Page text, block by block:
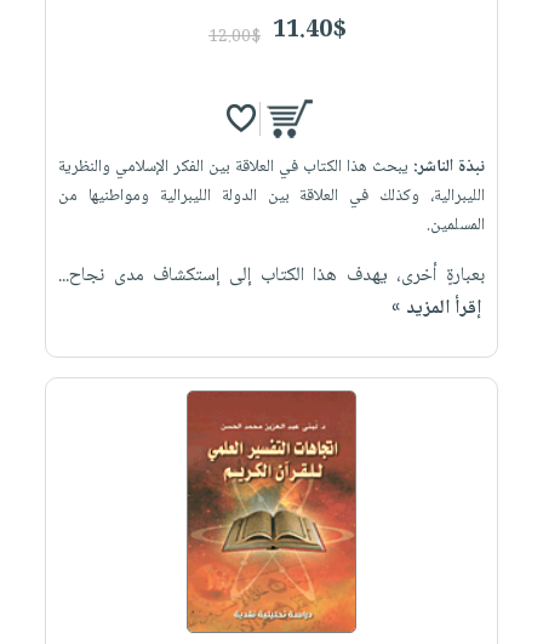
11.40$
12.00$
نبذة الناشر: يبحث هذا الكتاب في العلاقة بين الفكر الإسلامي والنظرية
الليبرالية، وكذلك في العلاقة بين الدولة الليبرالية ومواطنيها من
المسلمين.
بعبارةٍ أخرى، يهدف هذا الكتاب إلى إستكشاف مدى نجاح...
إقرأ المزيد »